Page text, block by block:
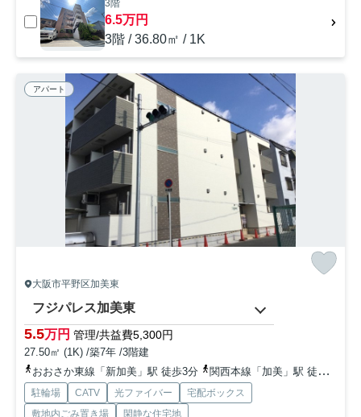
3階
6.5万円
3階 / 36.80㎡ / 1K
アパート
大阪市平野区加美東
フジパレス加美東
5.5万円 管理/共益費5,300円
27.50㎡ (1K) /築7年 /3階建
おおさか東線「新加美」駅 徒歩3分
関西本線「加美」駅 徒歩5分
駐輪場 CATV 光ファイバー
宅配ボックス
敷地内ごみ置き場
閑静な住宅地